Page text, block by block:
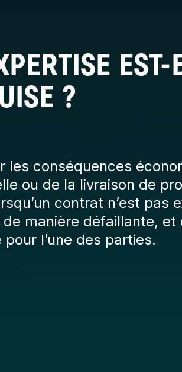
EST-
?
les conséquences
ou de la livraison de
contrat n’est pas
manière défaillante, et
l’une des parties.